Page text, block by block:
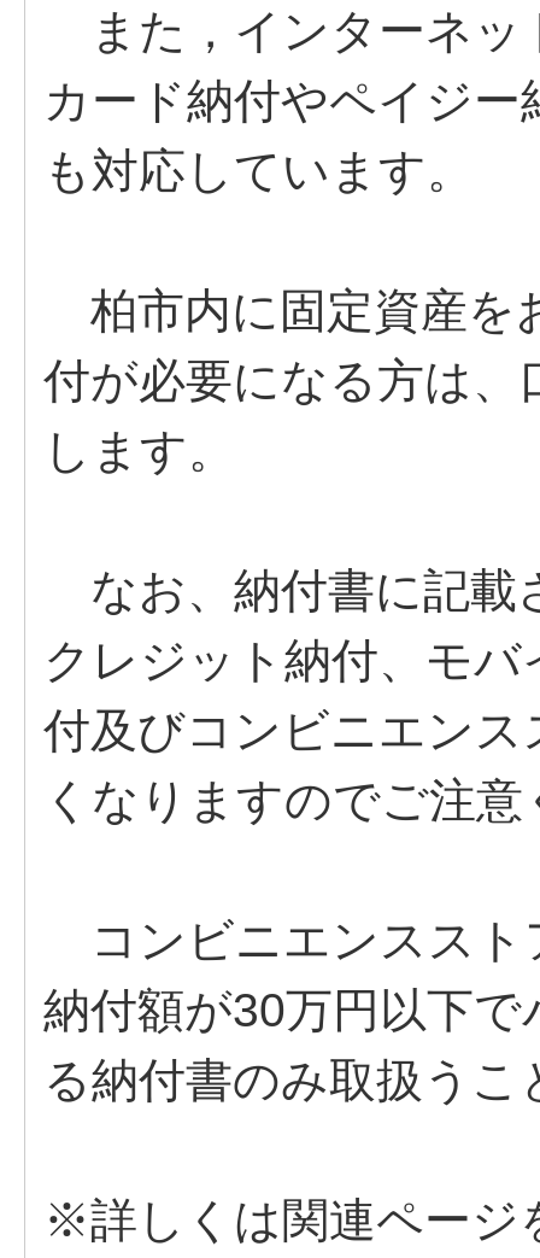
また，インターネッ
カード納付やペイジ
も対応しています。
柏市内に固定資産を
付が必要になる方は
します。
なお、納付書に記載
クレジット納付、モ
付及びコンビニエン
くなりますのでご注
コンビニエンススト
納付額が30万円以下
る納付書のみ取扱うこ
※詳しくは関連ページ